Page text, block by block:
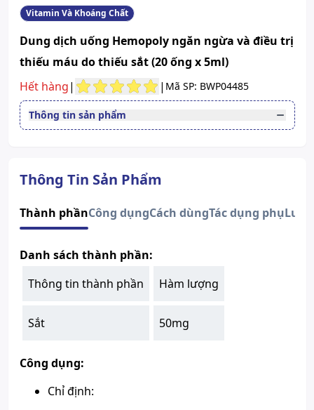
Vitamin Và Khoáng Chất
Dung dịch uống Hemopoly ngăn ngừa và điều trị
thiếu máu do thiếu sắt (20 ống x 5ml)
Hết hàng| | Mã SP: BWP04485
Thông tin sản phẩm
Nhà sản xuất
CHO-A PHARM CO., LTD
Nước sản xuất
Xuất xứ thương
Hàn Quốc
Thành phần chính
Sắt
Thông Tin Sản Phẩm
Thành phầnCông dụngCách dùngTác dụng phụLưu
Danh sách thành phần:
Thông tin thành phần
Hàm lượng
Sắt 50mg
Công dụng:
Chỉ định: